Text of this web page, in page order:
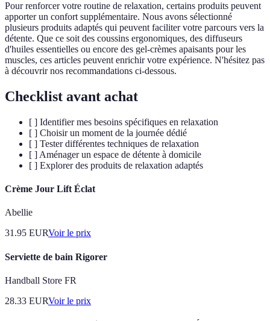
Pour renforcer votre routine de relaxation, certains produits peuvent
apporter un confort supplémentaire. Nous avons sélectionné
plusieurs produits adaptés qui peuvent faciliter votre parcours vers la
détente. Que ce soit des coussins ergonomiques, des diffuseurs
d'huiles essentielles ou encore des gel-crèmes apaisants pour les
muscles, ces articles peuvent enrichir votre expérience. N'hésitez pas
à découvrir nos recommandations ci-dessous.
Checklist avant achat
[ ] Identifier mes besoins spécifiques en relaxation
[ ] Choisir un moment de la journée dédié
[ ] Tester différentes techniques de relaxation
[ ] Aménager un espace de détente à domicile
[ ] Explorer des produits de relaxation adaptés
Crème Jour Lift Éclat
Abellie
31.95 EURVoir le prix
Serviette de bain Rigorer
Handball Store FR
28.33 EURVoir le prix